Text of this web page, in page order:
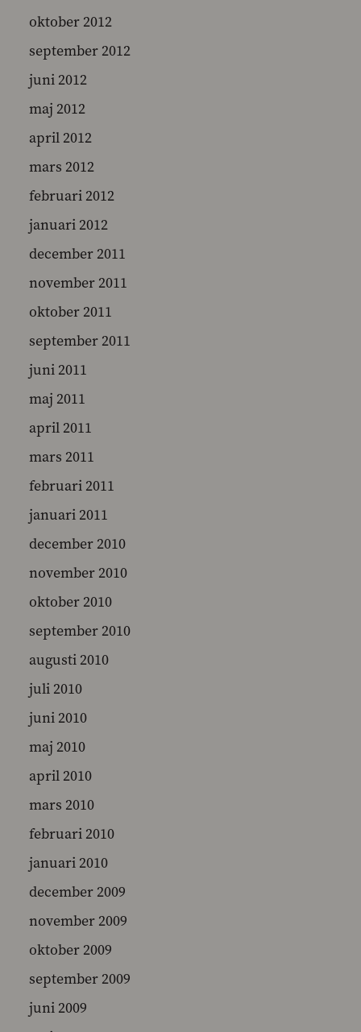
oktober 2012
september 2012
juni 2012
maj 2012
april 2012
mars 2012
februari 2012
januari 2012
december 2011
november 2011
oktober 2011
september 2011
juni 2011
maj 2011
april 2011
mars 2011
februari 2011
januari 2011
december 2010
november 2010
oktober 2010
september 2010
augusti 2010
juli 2010
juni 2010
maj 2010
april 2010
mars 2010
februari 2010
januari 2010
december 2009
november 2009
oktober 2009
september 2009
juni 2009